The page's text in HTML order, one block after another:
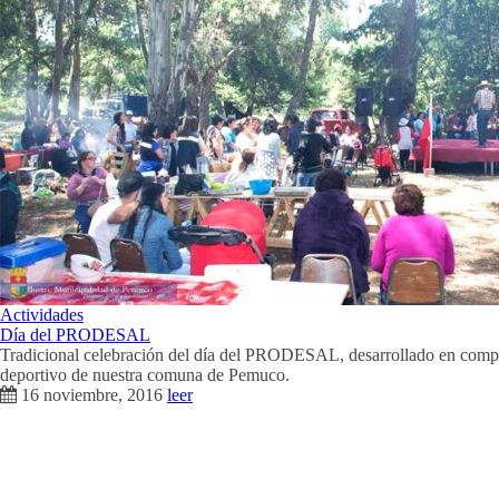
Actividades
Día del PRODESAL
Tradicional celebración del día del PRODESAL, desarrollado en
deportivo de nuestra comuna de Pemuco.
16 noviembre, 2016 leer